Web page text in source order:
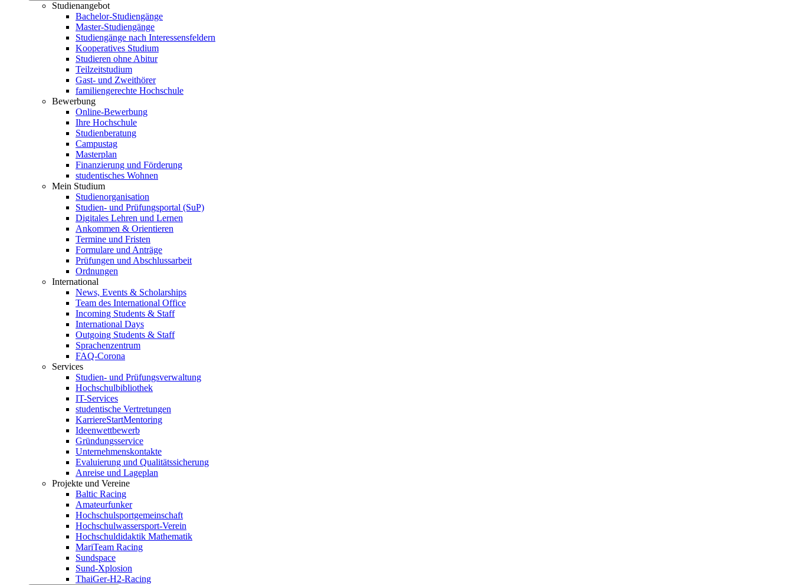
Studienangebot
Bachelor-Studiengänge
Master-Studiengänge
Studiengänge nach Interessensfeldern
Kooperatives Studium
Studieren ohne Abitur
Teilzeitstudium
Gast- und Zweithörer
familiengerechte Hochschule
Bewerbung
Online-Bewerbung
Ihre Hochschule
Studienberatung
Campustag
Masterplan
Finanzierung und Förderung
studentisches Wohnen
Mein Studium
Studienorganisation
Studien- und Prüfungsportal (SuP)
Digitales Lehren und Lernen
Ankommen & Orientieren
Termine und Fristen
Formulare und Anträge
Prüfungen und Abschlussarbeit
Ordnungen
International
News, Events & Scholarships
Team des International Office
Incoming Students & Staff
International Days
Outgoing Students & Staff
Sprachenzentrum
FAQ-Corona
Services
Studien- und Prüfungsverwaltung
Hochschulbibliothek
IT-Services
studentische Vertretungen
KarriereStartMentoring
Ideenwettbewerb
Gründungsservice
Unternehmenskontakte
Evaluierung und Qualitätssicherung
Anreise und Lageplan
Projekte und Vereine
Baltic Racing
Amateurfunker
Hochschulsportgemeinschaft
Hochschulwassersport-Verein
Hochschuldidaktik Mathematik
MariTeam Racing
Sundspace
Sund-Xplosion
ThaiGer-H2-Racing